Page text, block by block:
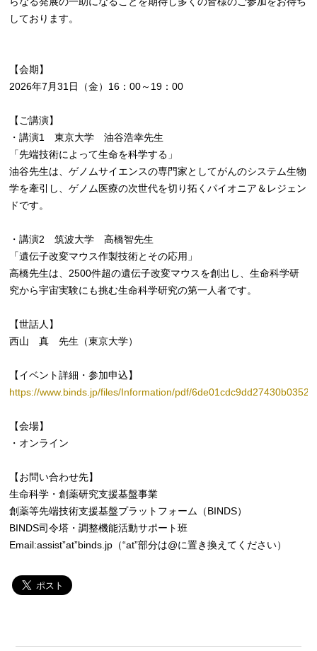
しております。
【会期】
2026年7月31日（金）16：00～19：00
【ご講演】
・講演1 東京大学 油谷浩幸先生
「先端技術によって生命を科学する」
油谷先生は、ゲノムサイエンスの専門家としてがんのシステム生物
学を牽引し、ゲノム医療の次世代を切り拓くパイオニア＆レジェン
ドです。
・講演2 筑波大学 高橋智先生
「遺伝子改変マウス作製技術とその応用」
高橋先生は、2500件超の遺伝子改変マウスを創出し、生命科学研
究から宇宙実験にも挑む生命科学研究の第一人者です。
【世話人】
西山 真 先生（東京大学）
【イベント詳細・参加申込】
https://www.binds.jp/files/Information/pdf/
【会場】
・オンライン
【お問い合わせ先】
生命科学・創薬研究支援基盤事業
創薬等先端技術支援基盤プラットフォーム（BINDS）
BINDS司令塔・調整機能活動サポート班
Email:assist”at”binds.jp（“at”部分は@に置き換えてください）